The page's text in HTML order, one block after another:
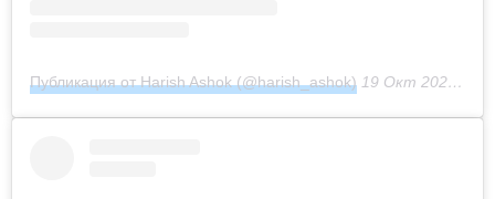
Публикация от Harish Ashok (@harish_ashok) 19 Окт 2020 в 2:39 PDT